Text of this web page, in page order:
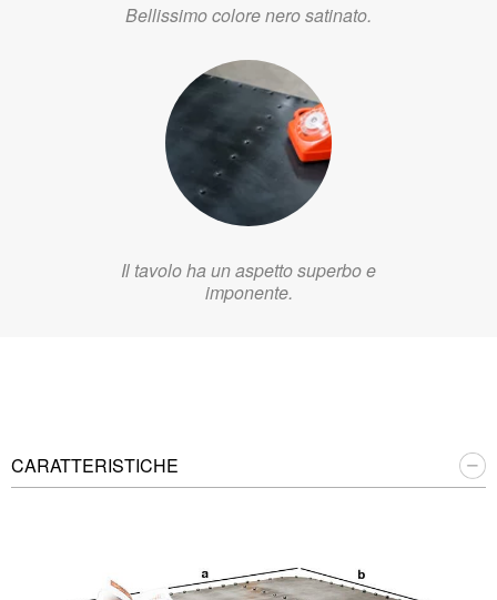
Bellissimo colore nero satinato.
Il tavolo ha un aspetto superbo e
imponente.
CARATTERISTICHE